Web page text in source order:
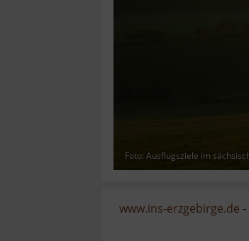
Foto: Ausflugsziele im
www.ins-erzgebirge.de -